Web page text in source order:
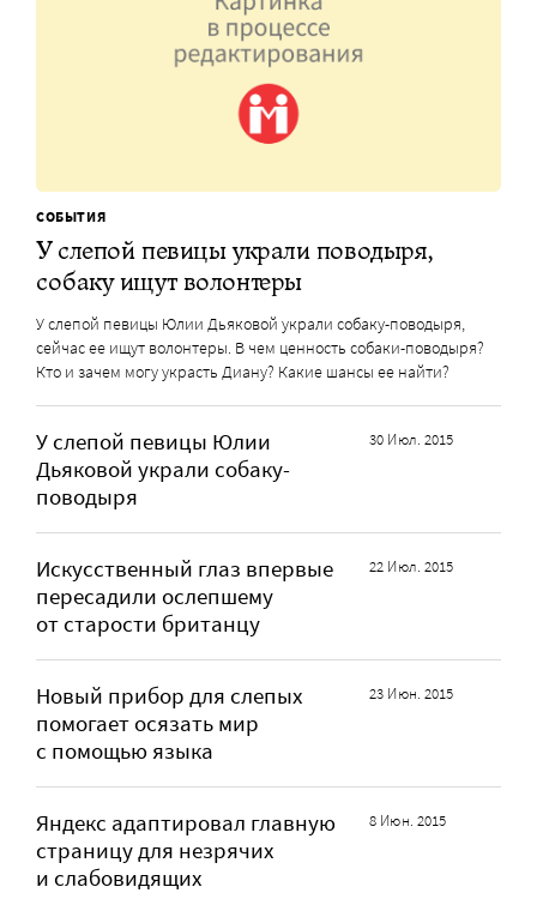
СОБЫТИЯ
У слепой певицы украли поводыря,
собаку ищут волонтеры
У слепой певицы Юлии Дьяковой украли собаку-поводыря,
сейчас ее ищут волонтеры. В чем ценность собаки-поводыря?
Кто и зачем могу украсть Диану? Какие шансы ее найти?
У слепой певицы Юлии
Дьяковой украли собаку-
поводыря
30 Июл. 2015
Искусственный глаз впервые
пересадили ослепшему
от старости британцу
22 Июл. 2015
Новый прибор для слепых
помогает осязать мир
с помощью языка
23 Июн. 2015
Яндекс адаптировал главную
страницу для незрячих
и слабовидящих
8 Июн. 2015